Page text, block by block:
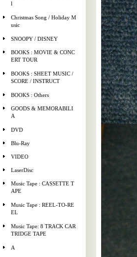
l
Christmas Song / Holiday M
usic
SNOOPY / DISNEY
BOOKS : MOVIE & CONC
ERT TOUR
BOOKS : SHEET MUSIC /
SCORE / INSTRUCT
BOOKS : Others
GOODS & MEMORABILI
A
DVD
Blu-Ray
VIDEO
LaserDisc
Music Tape : CASSETTE T
APE
Music Tape : REEL-TO-RE
EL
Music Tape: 8 TRACK CAR
TRIDGE TAPE
A